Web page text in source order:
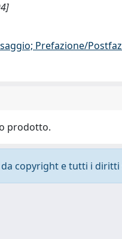
Prefazione/
prodotto.
copyright e tutti i